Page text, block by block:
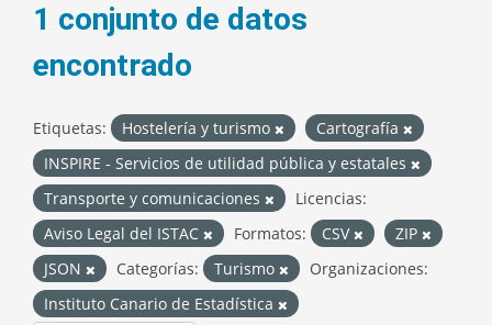
1 conjunto de datos
encontrado
Etiquetas: Hostelería y turismo
Cartografía
INSPIRE - Servicios de utilidad pública y estatales
Transporte y comunicaciones
Licencias:
Aviso Legal del ISTAC
Formatos: CSV
ZIP
JSON
Categorías: Turismo
Organizaciones:
Instituto Canario de Estadística